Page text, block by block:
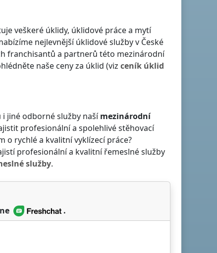
veškeré úklidy, úklidové práce a mytí
nejlevnější úklidové službyv České
franchisantů a partnerů této mezinárodní
naše ceny za úklid (viz ceník úklid
jiné odborné služby našímezinárodní
profesionální a spolehlivé stěhovací
o rychlé a kvalitní vyklízecí práce?
profesionální a kvalitní řemeslné služby
služby.
.